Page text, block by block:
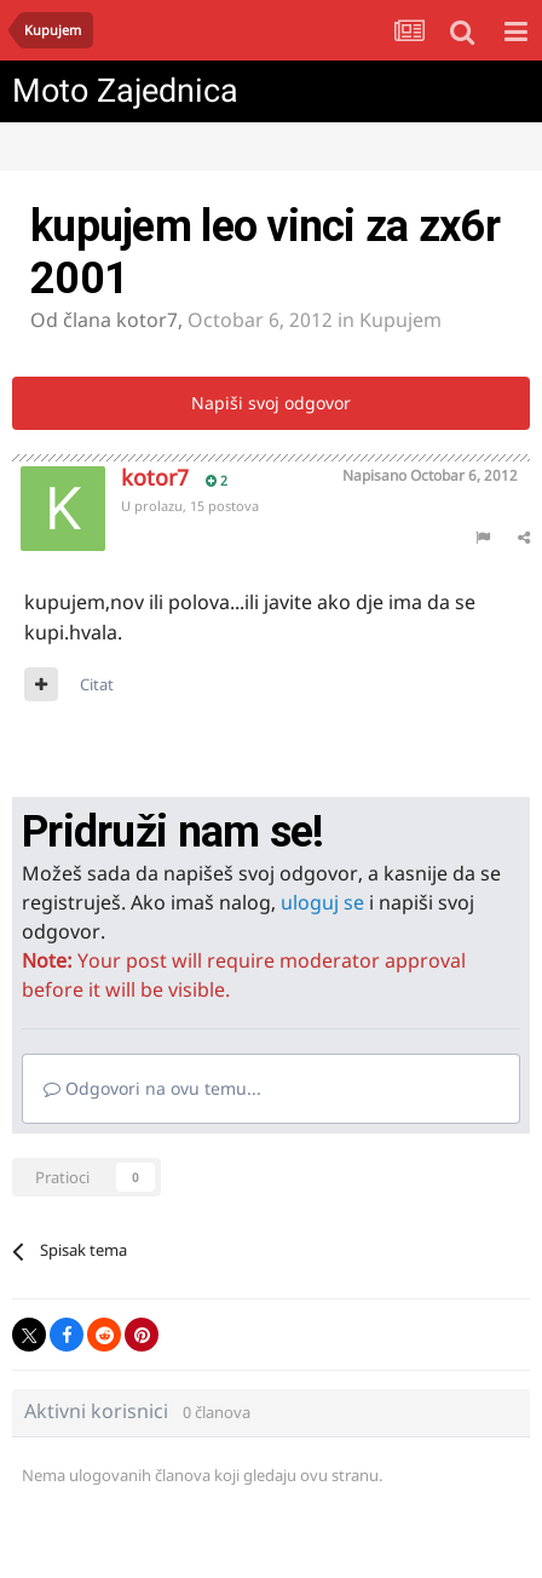
Kupujem
Moto Zajednica
kupujem leo vinci za zx6r
2001
Od člana kotor7, Octobar 6, 2012 in Kupujem
Napiši svoj odgovor
kotor7 2 NapisanoOctobar 6, 2012
U prolazu, 15 postova
kupujem,nov ili polova...ili javite ako dje ima da se
kupi.hvala.
Citat
Pridruži nam se!
Možeš sada da napišeš svoj odgovor, a kasnije da se
registruješ. Ako imaš nalog, uloguj se i napiši svoj
odgovor.
Note: Your post will require moderator approval
before it will be visible.
Odgovori na ovu temu...
Pratioci 0
Spisak tema
Aktivni korisnici 0 članova
Nema ulogovanih članova koji gledaju ovu stranu.